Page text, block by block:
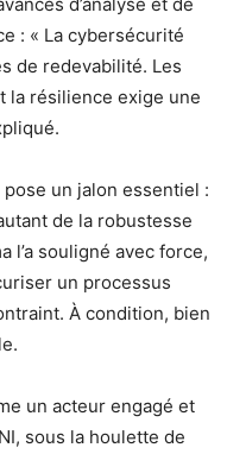
: « La cybersécurité
de redevabilité. Les
la résilience exige une
un jalon essentiel :
de la robustesse
l’a souligné avec force,
un processus
À condition, bien
un acteur engagé et
sous la houlette de